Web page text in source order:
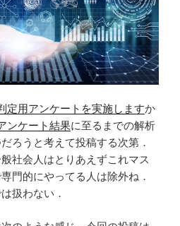
定用アンケートを実施しますか
ンケート結果に至るまでの解析
ろうと考えて投稿する次第．
社会人はとりあえずこれマス
門的にやってる人は除外ね．
扱わない．